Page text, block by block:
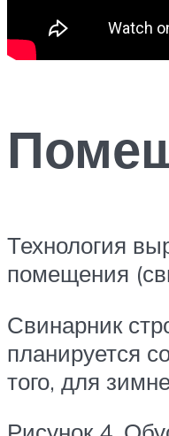
Технология
помещения
Свинарник
планируется
того, для